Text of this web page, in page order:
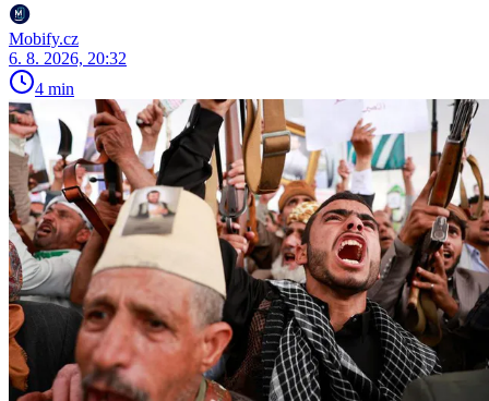
Mobify.cz
6. 8. 2026, 20:32
4 min